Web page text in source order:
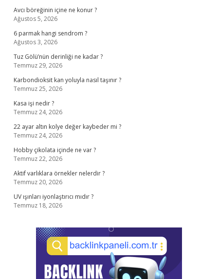
Avcı böreğinin içine ne konur ?
Ağustos 5, 2026
6 parmak hangi sendrom ?
Ağustos 3, 2026
Tuz Gölü’nün derinliği ne kadar ?
Temmuz 29, 2026
Karbondioksit kan yoluyla nasıl taşınır ?
Temmuz 25, 2026
Kasa işi nedir ?
Temmuz 24, 2026
22 ayar altın kolye değer kaybeder mi ?
Temmuz 24, 2026
Hobby çikolata içinde ne var ?
Temmuz 22, 2026
Aktif varlıklara örnekler nelerdir ?
Temmuz 20, 2026
UV ışınları iyonlaştırıcı mıdır ?
Temmuz 18, 2026